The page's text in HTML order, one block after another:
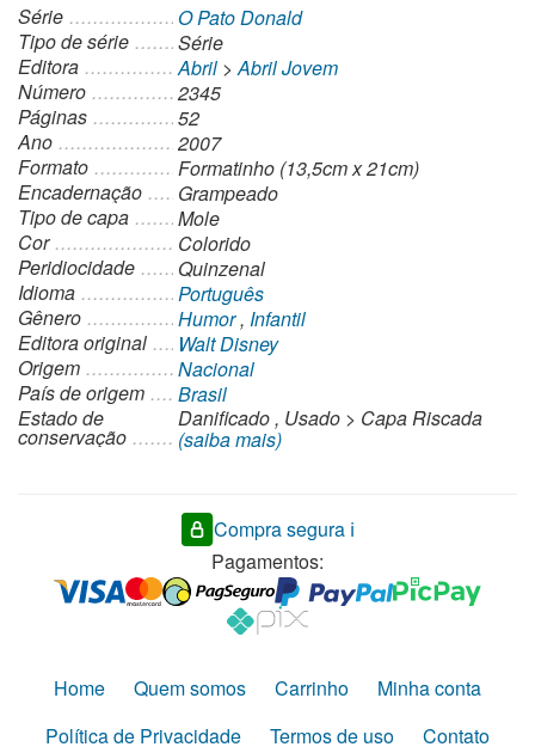
Série
O Pato Donald
Tipo de série
Série
Editora
Abril >Abril Jovem
Número
2345
Páginas
52
Ano
2007
Formato
Formatinho (13,5cm x 21cm)
Encadernação
Grampeado
Tipo de capa
Mole
Cor
Colorido
Peridiocidade
Quinzenal
Idioma
Português
Gênero
Humor, Infantil
Editora original
Walt Disney
Origem
Nacional
País de origem
Brasil
Estado de
conservação
Danificado, Usado > Capa Riscada
(saiba mais)
Compra segura ℹ️
Pagamentos:
Home Quem somos Carrinho
Minha conta
Política de Privacidade
Termos de uso Contato